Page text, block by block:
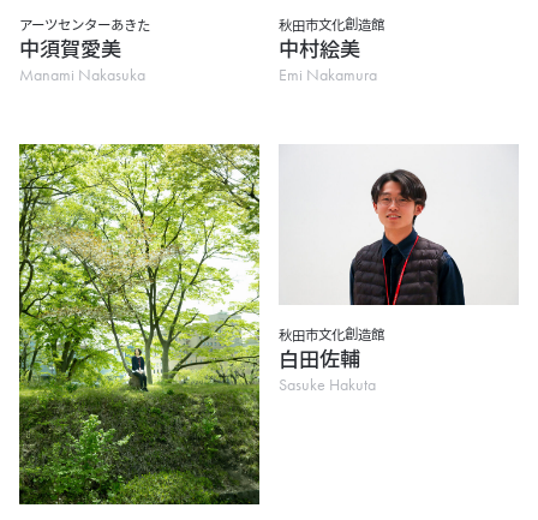
中須賀愛美
Manami Nakasuka
アーツセンターあきた
中村絵美
Emi Nakamura
秋田市文化創造館
白田佐輔
Sasuke Hakuta
秋田市文化創造館